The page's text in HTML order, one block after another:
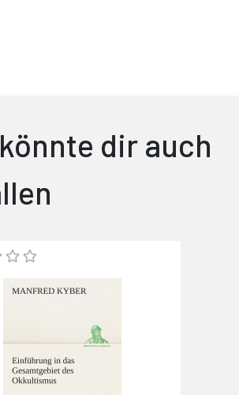
dir auch